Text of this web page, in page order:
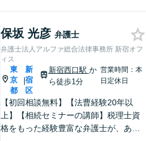
保坂 光彦 弁護士
弁護士法人アルファ総合法律事務所 新宿オフ
ィス
東
京
都
|
新
宿
区
新宿西口駅 か
ら徒歩1分
営業時間：本
日定休日
【初回相談無料】【法曹経験20年以
上】【相続セミナーの講師】税理士資
格をもった経験豊富な弁護士が、あな